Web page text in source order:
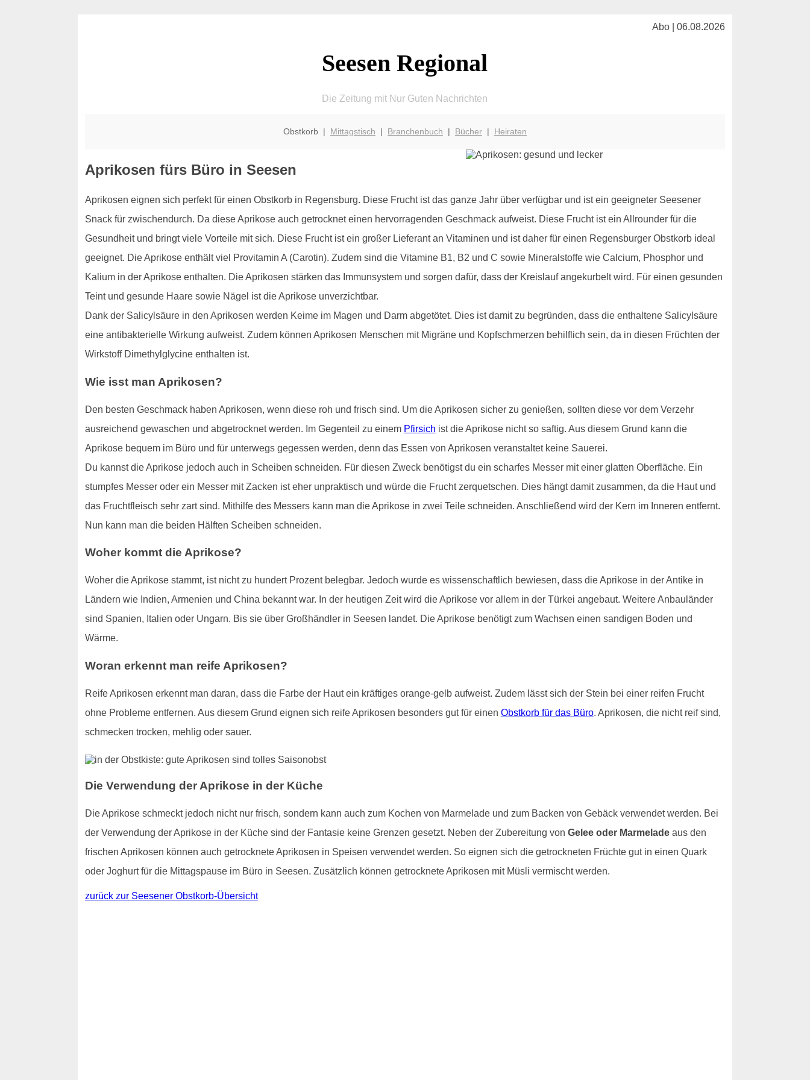
Abo | 06.08.2026
Seesen Regional
Die Zeitung mit Nur Guten Nachrichten
Obstkorb | Mittagstisch | Branchenbuch | Bücher| Heiraten
Aprikosen fürs Büro in Seesen
Aprikosen eignen sich perfekt für einen Obstkorb in Regensburg. Diese Frucht ist das ganze Jahr über verfügbar und ist ein geeigneter Seesener
Snack für zwischendurch. Da diese Aprikose auch getrocknet einen hervorragenden Geschmack aufweist. Diese Frucht ist ein Allrounder für die
Gesundheit und bringt viele Vorteile mit sich. Diese Frucht ist ein großer Lieferant an Vitaminen und ist daher für einen Regensburger Obstkorb ideal
geeignet. Die Aprikose enthält viel Provitamin A (Carotin). Zudem sind die Vitamine B1, B2 und C sowie Mineralstoffe wie Calcium, Phosphor und
Kalium in der Aprikose enthalten. Die Aprikosen stärken das Immunsystem und sorgen dafür, dass der Kreislauf angekurbelt wird. Für einen gesunden
Teint und gesunde Haare sowie Nägel ist die Aprikose unverzichtbar.
Dank der Salicylsäure in den Aprikosen werden Keime im Magen und Darm abgetötet. Dies ist damit zu begründen, dass die enthaltene Salicylsäure
eine antibakterielle Wirkung aufweist. Zudem können Aprikosen Menschen mit Migräne und Kopfschmerzen behilflich sein, da in diesen Früchten der
Wirkstoff Dimethylglycine enthalten ist.
Wie isst man Aprikosen?
Den besten Geschmack haben Aprikosen, wenn diese roh und frisch sind. Um die Aprikosen sicher zu genießen, sollten diese vor dem Verzehr
ausreichend gewaschen und abgetrocknet werden. Im Gegenteil zu einem Pfirsich ist die Aprikose nicht so saftig. Aus diesem Grund kann die
Aprikose bequem im Büro und für unterwegs gegessen werden, denn das Essen von Aprikosen veranstaltet keine Sauerei.
Du kannst die Aprikose jedoch auch in Scheiben schneiden. Für diesen Zweck benötigst du ein scharfes Messer mit einer glatten Oberfläche. Ein
stumpfes Messer oder ein Messer mit Zacken ist eher unpraktisch und würde die Frucht zerquetschen. Dies hängt damit zusammen, da die Haut und
das Fruchtfleisch sehr zart sind. Mithilfe des Messers kann man die Aprikose in zwei Teile schneiden. Anschließend wird der Kern im Inneren entfernt.
Nun kann man die beiden Hälften Scheiben schneiden.
Woher kommt die Aprikose?
Woher die Aprikose stammt, ist nicht zu hundert Prozent belegbar. Jedoch wurde es wissenschaftlich bewiesen, dass die Aprikose in der Antike in
Ländern wie Indien, Armenien und China bekannt war. In der heutigen Zeit wird die Aprikose vor allem in der Türkei angebaut. Weitere Anbauländer
sind Spanien, Italien oder Ungarn. Bis sie über Großhändler in Seesen landet. Die Aprikose benötigt zum Wachsen einen sandigen Boden und
Wärme.
Woran erkennt man reife Aprikosen?
Reife Aprikosen erkennt man daran, dass die Farbe der Haut ein kräftiges orange-gelb aufweist. Zudem lässt sich der Stein bei einer reifen Frucht
ohne Probleme entfernen. Aus diesem Grund eignen sich reife Aprikosen besonders gut für einen Obstkorb für das Büro. Aprikosen, die nicht reif sind,
schmecken trocken, mehlig oder sauer.
Die Verwendung der Aprikose in der Küche
Die Aprikose schmeckt jedoch nicht nur frisch, sondern kann auch zum Kochen von Marmelade und zum Backen von Gebäck verwendet werden. Bei
der Verwendung der Aprikose in der Küche sind der Fantasie keine Grenzen gesetzt. Neben der Zubereitung von Gelee oder Marmeladeaus den
frischen Aprikosen können auch getrocknete Aprikosen in Speisen verwendet werden. So eignen sich die getrockneten Früchte gut in einen Quark
oder Joghurt für die Mittagspause im Büro in Seesen. Zusätzlich können getrocknete Aprikosen mit Müsli vermischt werden.
zurück zur Seesener Obstkorb-Übersicht